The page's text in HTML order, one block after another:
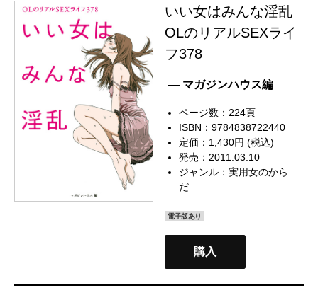
いい女はみんな淫乱
OLのリアルSEXライ
フ378
— マガジンハウス編
ページ数：224頁
ISBN：9784838722440
定価：1,430円 (税込)
発売：2011.03.10
ジャンル：実用女のから
だ
電子版あり
購入